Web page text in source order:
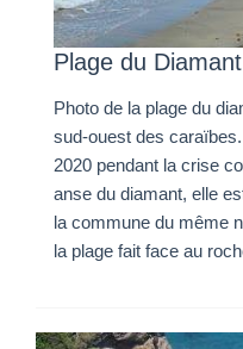
Plage du Diamant
Photo de la plage du
sud-ouest des
2020 pendant la crise
anse du diamant, elle
la commune du même
la plage fait face au